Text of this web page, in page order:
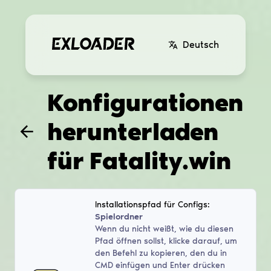
Deutsch
Konfigurationen
herunterladen
für Fatality.win
Installationspfad für Configs:
Spielordner
Wenn du nicht weißt, wie du diesen
Pfad öffnen sollst, klicke darauf, um
den Befehl zu kopieren, den du in
CMD einfügen und Enter drücken